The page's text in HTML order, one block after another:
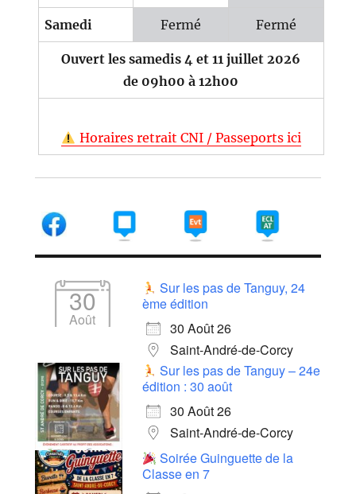
Samedi Fermé Fermé
Ouvert les samedis 4 et 11 juillet 2026
de 09h00 à 12h00
Horaires retrait CNI / Passeports ici
30
Août
Sur les pas de Tanguy, 24
ème édition
30 Août 26
Saint-André-de-Corcy
Sur les pas de Tanguy – 24e
édition : 30 août
30 Août 26
Saint-André-de-Corcy
Soirée Guinguette de la
Classe en 7